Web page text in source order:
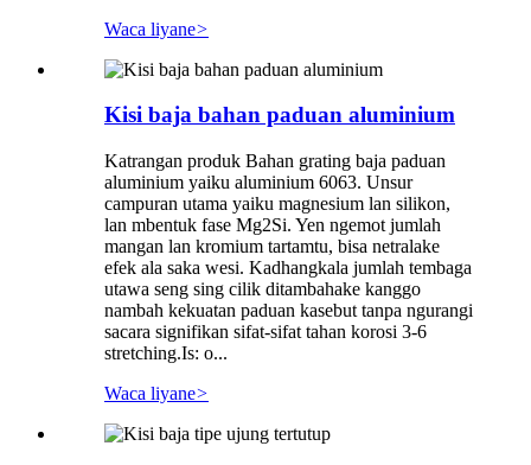
Waca liyane>
Kisi baja bahan paduan aluminium
Katrangan produk Bahan grating baja paduan
aluminium yaiku aluminium 6063. Unsur
campuran utama yaiku magnesium lan silikon,
lan mbentuk fase Mg2Si. Yen ngemot jumlah
mangan lan kromium tartamtu, bisa netralake
efek ala saka wesi. Kadhangkala jumlah tembaga
utawa seng sing cilik ditambahake kanggo
nambah kekuatan paduan kasebut tanpa ngurangi
sacara signifikan sifat-sifat tahan korosi 3-6
stretching.Is: o...
Waca liyane>